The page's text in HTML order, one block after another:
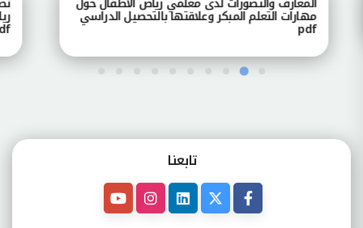
مهارات التعلم المبكر وعلاقتها بالتحصيل الدراسي
pdf
pdf
تابعنـا